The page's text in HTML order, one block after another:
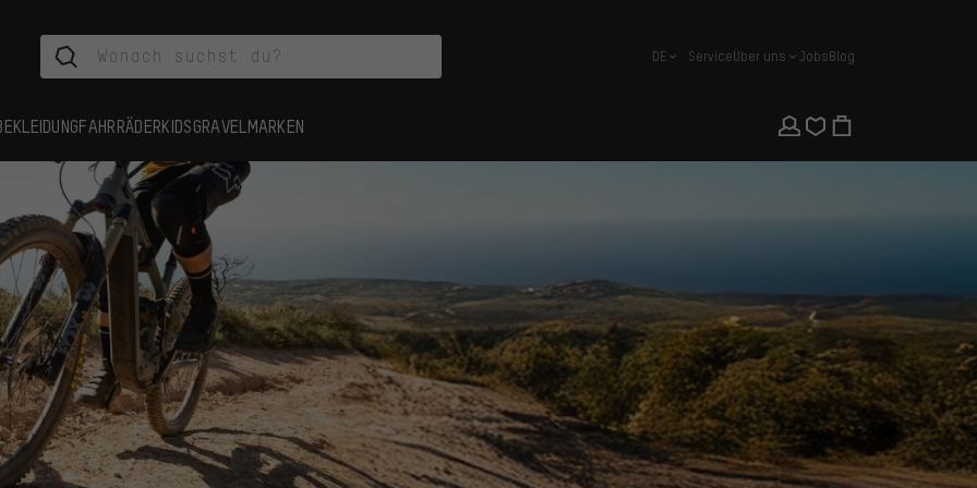
Deutsch
DE ServiceÜber uns JobsBlog
FAHRRÄDERKIDSGRAVEL MARKEN